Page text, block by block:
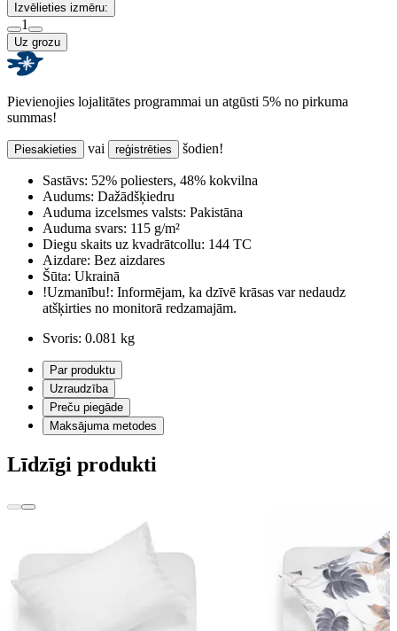
Izvēlieties izmēru:
1
Uz grozu
Pievienojies lojalitātes programmai un atgūsti 5% no pirkuma
summas!
Piesakieties vai reģistrēties šodien!
Sastāvs: 52% poliesters, 48% kokvilna
Audums: Dažādšķiedru
Auduma izcelsmes valsts: Pakistāna
Auduma svars: 115 g/m²
Diegu skaits uz kvadrātcollu: 144 TC
Aizdare: Bez aizdares
Šūta: Ukrainā
!Uzmanību!: Informējam, ka dzīvē krāsas var nedaudz
atšķirties no monitorā redzamajām.
Svoris: 0.081 kg
Par produktu
Uzraudzība
Preču piegāde
Maksājuma metodes
Līdzīgi produkti